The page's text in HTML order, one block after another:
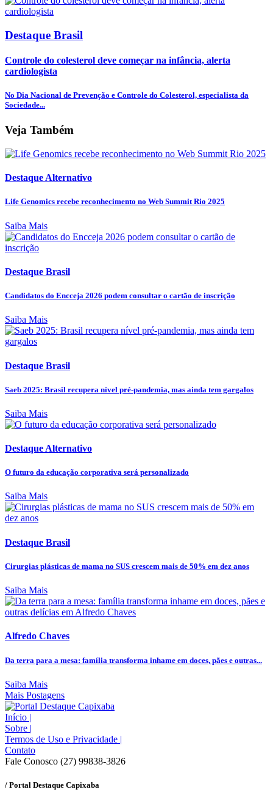
Destaque Brasil
Controle do colesterol deve começar na infância, alerta
cardiologista
No Dia Nacional de Prevenção e Controle do Colesterol, especialista da
Sociedade...
Veja Também
Destaque Alternativo
Life Genomics recebe reconhecimento no Web Summit Rio 2025
Saiba Mais
Destaque Brasil
Candidatos do Encceja 2026 podem consultar o cartão de inscrição
Saiba Mais
Destaque Brasil
Saeb 2025: Brasil recupera nível pré-pandemia, mas ainda tem gargalos
Saiba Mais
Destaque Alternativo
O futuro da educação corporativa será personalizado
Saiba Mais
Destaque Brasil
Cirurgias plásticas de mama no SUS crescem mais de 50% em dez anos
Saiba Mais
Alfredo Chaves
Da terra para a mesa: família transforma inhame em doces, pães e outras...
Saiba Mais
Mais Postagens
Início |
Sobre |
Termos de Uso e Privacidade |
Contato
Fale Conosco (27) 99838-3826
/ Portal Destaque Capixaba